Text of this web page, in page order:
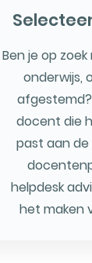
Ben je op
onderwijs,
docent die
past aan
helpdesk
het maken